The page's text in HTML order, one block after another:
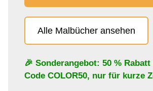
Alle Malbücher ansehen
🎉 Sonderangebot: 50 %
Code COLOR50, nur für kurze